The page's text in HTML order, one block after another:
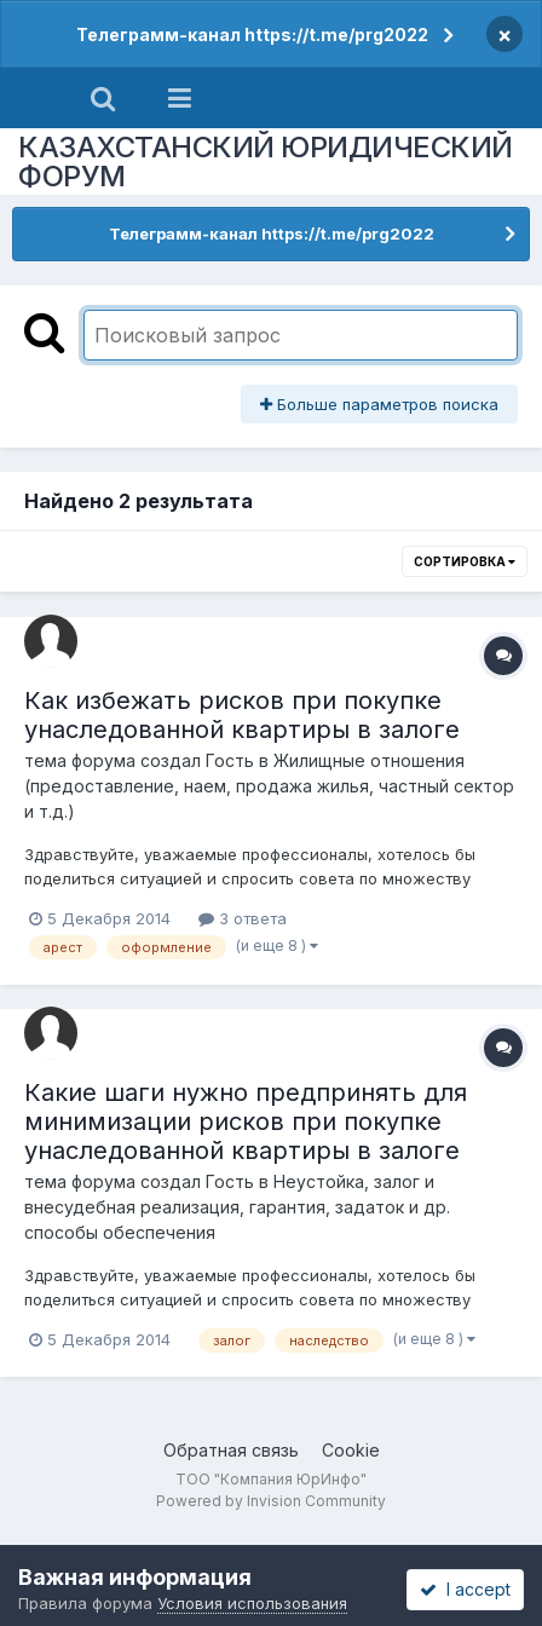
Телеграмм-канал https://t.me/prg2022 ×
КАЗАХСТАНСКИЙ ЮРИДИЧЕСКИЙ
ФОРУМ
Телеграмм-канал https://t.me/prg2022
Больше параметров поиска
Найдено 2 результата
СОРТИРОВКА
Как избежать рисков при покупке
унаследованной квартиры в залоге
тема форума создал Гость в Жилищные отношения
(предоставление, наем, продажа жилья, частный сектор
и т.д.)
Здравствуйте, уважаемые профессионалы, хотелось бы
поделиться ситуацией и спросить совета по множеству
которая находится в залоге у ипотечной компании. Сделка
сопряжена с вопросами залога, наследования и рисками.
5 Декабря 2014 3 ответа
арест оформление (и еще 8 )
Какие шаги нужно предпринять для
минимизации рисков при покупке
унаследованной квартиры в залоге
тема форума создал Гость в Неустойка, залог и
внесудебная реализация, гарантия, задаток и др.
способы обеспечения
Здравствуйте, уважаемые профессионалы, хотелось бы
поделиться ситуацией и спросить совета по множеству
которая находится в залоге у ипотечной компании. Сделка
5 Декабря 2014 залог наследство (и еще 8 )
Обратная связь Cookie
ТОО "Компания ЮрИнфо"
Powered by Invision Community
Важная информация
Правила форума Условия использования
I accept